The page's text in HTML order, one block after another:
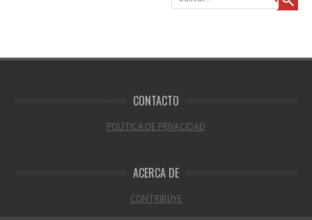
CONTACTO
POLÍTICA DE PRIVACIDAD
ACERCA DE
CONTRIBUYE